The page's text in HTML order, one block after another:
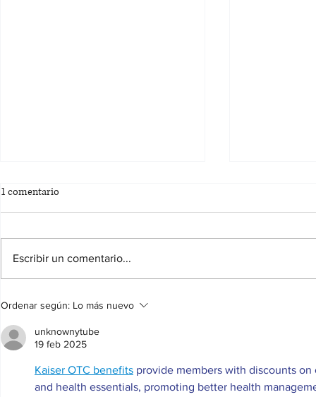
BASES DEL CONCURSO DE
DE CIFUENTES 2026
1 comentario
Escribir un comentario...
Ordenar según: Lo más nuevo
unknownytube
19 feb 2025
Kaiser OTC benefits provide members with discounts
and health essentials, promoting better health